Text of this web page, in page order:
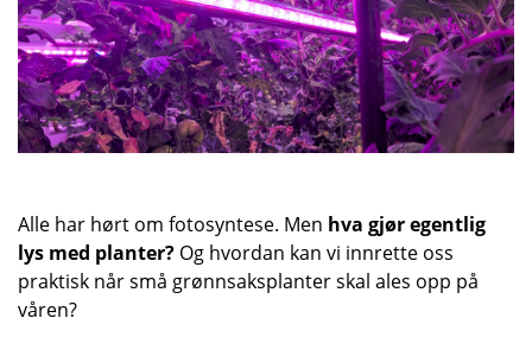
Alle har hørt om fotosyntese. Men hva gjør egentlig
lys med planter? Og hvordan kan vi innrette oss
praktisk når små grønnsaksplanter skal ales opp på
våren?